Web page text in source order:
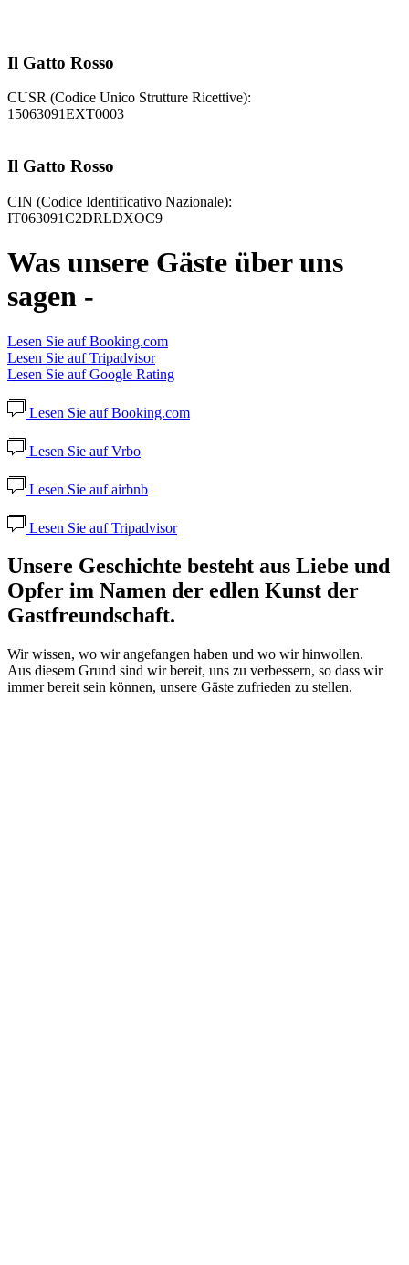
Il Gatto Rosso
CUSR (Codice Unico Strutture Ricettive):
15063091EXT0003
Il Gatto Rosso
CIN (Codice Identificativo Nazionale):
IT063091C2DRLDXOC9
Was unsere Gäste über uns
sagen -
Lesen Sie auf Booking.com
Lesen Sie auf Tripadvisor
Lesen Sie auf Google Rating
Lesen Sie auf Booking.com
Lesen Sie auf Vrbo
Lesen Sie auf airbnb
Lesen Sie auf Tripadvisor
Unsere Geschichte besteht aus Liebe und
Opfer im Namen der edlen Kunst der
Gastfreundschaft.
Wir wissen, wo wir angefangen haben und wo wir hinwollen.
Aus diesem Grund sind wir bereit, uns zu verbessern, so dass wir
immer bereit sein können, unsere Gäste zufrieden zu stellen.